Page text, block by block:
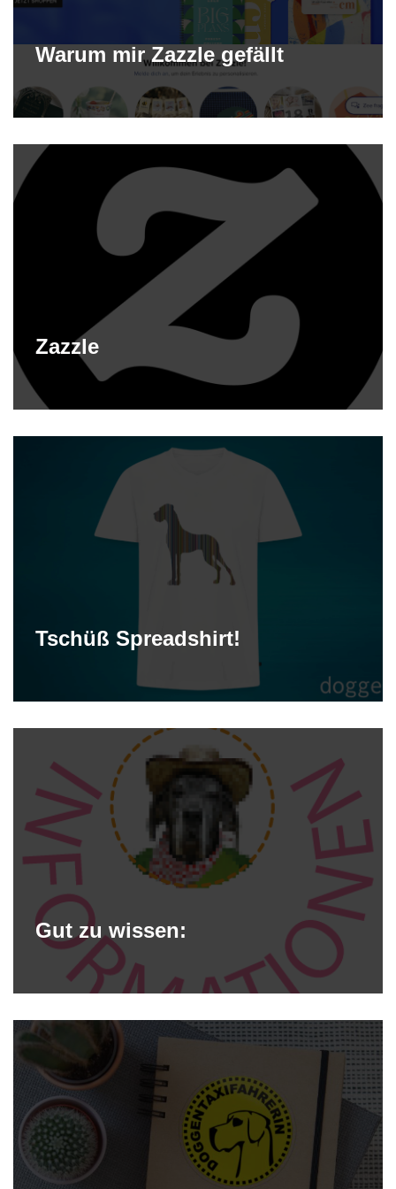
Warum mir Zazzle gefällt
Zazzle
Tschüß Spreadshirt!
Gut zu wissen: